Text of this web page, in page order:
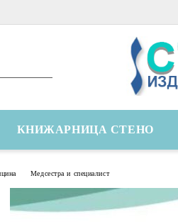
КНИЖАРНИЦА СТЕНО
Медсестра и специалист